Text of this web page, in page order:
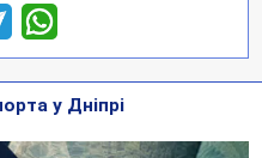
у Дніпрі